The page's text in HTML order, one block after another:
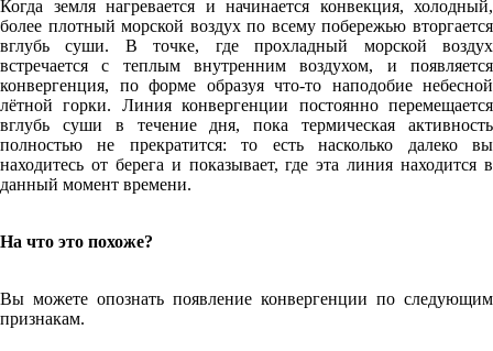
Когда земля нагревается и начинается конвекция, холодный,
более плотный морской воздух по всему побережью вторгается
вглубь суши. В точке, где прохладный морской воздух
встречается с теплым внутренним воздухом, и появляется
конвергенция, по форме образуя что-то наподобие небесной
лётной горки. Линия конвергенции постоянно перемещается
вглубь суши в течение дня, пока термическая активность
полностью не прекратится: то есть насколько далеко вы
находитесь от берега и показывает, где эта линия находится в
данный момент времени.
На что это похоже?
Вы можете опознать появление конвергенции по следующим
признакам.